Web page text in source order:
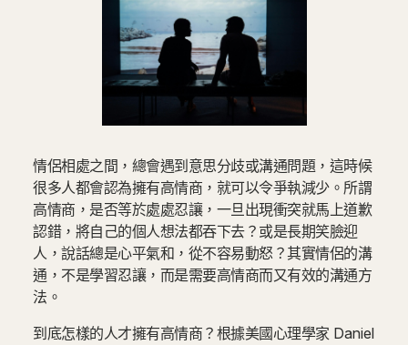
情侶相處之間，總會遇到意思分歧或溝通問題，這時候
很多人都會認為擁有高情商，就可以令爭執減少。所謂
高情商，是否等於處處忍讓，一旦出現衝突就馬上道歉
認錯，將自己的個人想法都吞下去？或是長期笑臉迎
人，說話總是心平氣和，從不容易動怒？其實情侶的溝
通，不是學習忍讓，而是需要高情商而又有效的溝通方
法。
到底怎樣的人才擁有高情商？根據美國心理學家 Daniel